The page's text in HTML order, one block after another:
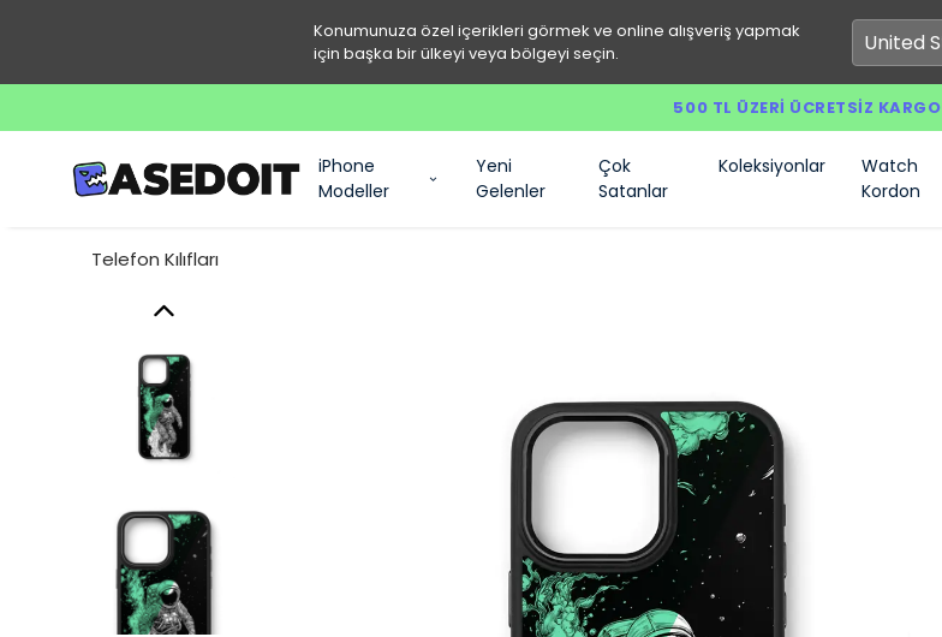
Konumunuza özel içerikleri görmek ve online alışveriş yapmak
için başka bir ülkeyi veya bölgeyi seçin.
500 TL ÜZERI ÜCRETSIZ KARGO
iPhone
Modeller
Yeni
Gelenler
Çok
Satanlar
Koleksiyonlar
Watch
Kordon
Telefon Kılıfları